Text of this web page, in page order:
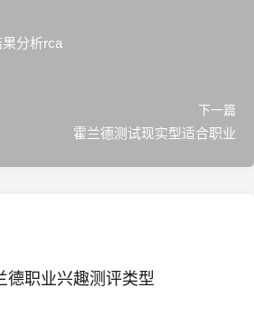
分析rca
下一篇
霍兰德测试现实型适合职业
德职业兴趣测评类型